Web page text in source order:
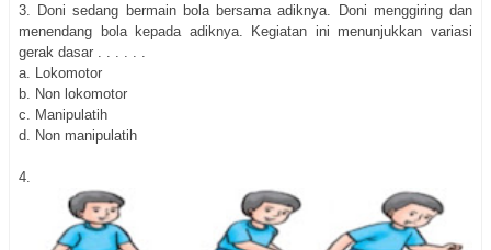
3. Doni sedang bermain bola bersama adiknya. Doni menggiring dan
menendang bola kepada adiknya. Kegiatan ini menunjukkan variasi
gerak dasar . . . . . .
a. Lokomotor
b. Non lokomotor
c. Manipulatih
d. Non manipulatih
4.